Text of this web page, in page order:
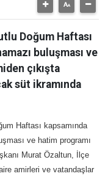
Doğum Haftası
buluşması ve
çıkışta
süt ikramında
Haftası kapsamında
ve hatim programı
Murat Özaltun, İlçe
amirleri ve vatandaşlar